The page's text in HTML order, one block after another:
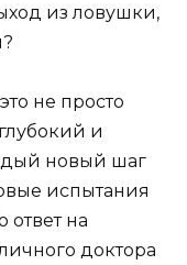
из ловушки,
не просто
и
новый шаг
испытания
на
доктора